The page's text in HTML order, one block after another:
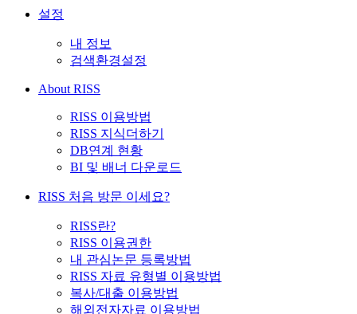
설정
내 정보
검색환경설정
About RISS
RISS 이용방법
RISS 지식더하기
DB연계 현황
BI 및 배너 다운로드
RISS 처음 방문 이세요?
RISS란?
RISS 이용권한
내 관심논문 등록방법
RISS 자료 유형별 이용방법
복사/대출 이용방법
해외전자자료 이용방법